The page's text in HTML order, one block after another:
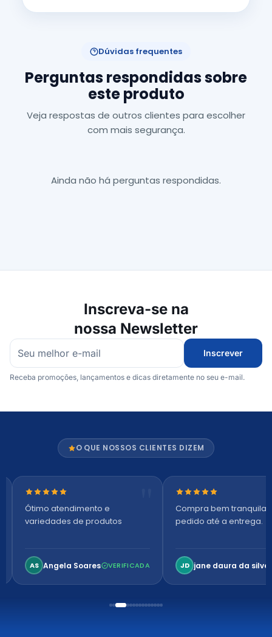
Dúvidas frequentes
Perguntas respondidas sobre
este produto
Veja respostas de outros clientes para escolher
com mais segurança.
Ainda não há perguntas respondidas.
Inscreva-se na
nossa Newsletter
Inscrever
Receba promoções, lançamentos e dicas diretamente no seu e-mail.
O QUE NOSSOS CLIENTES DIZEM
Nota 5 de 5 estrelas
Ótimo atendimento e
variedades de produtos
AS Angela Soares VERIFICADA
Nota 5 de 5 estrelas
Compra bem tranquila,
pedido até a entrega.
JD jane daura da